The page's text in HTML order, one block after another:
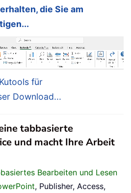
die Sie am
für
Download...
tabbasierte
und macht Ihre Arbeit
Bearbeiten und Lesen
, Publisher, Access,